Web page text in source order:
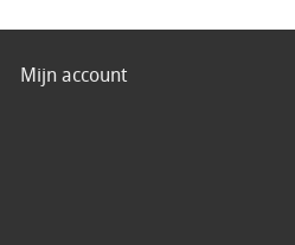
Mijn account